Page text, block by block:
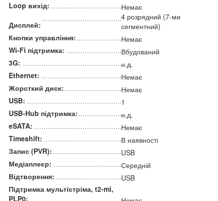
Loop вихід:
Немає
Дисплей:
4 розрядний (7-ми
сегментний)
Кнопки управління:
Немає
Wi-Fi підтримка:
Вбудований
3G:
н.д.
Ethernet:
Немає
Жорсткий диск:
Немає
USB:
1
USB-Hub підтримка:
н.д.
eSATA:
Немає
Timeshift:
В наявності
Запис (PVR):
USB
Медіаплеєр:
Середній
Відтворення:
USB
Підтримка мультістріма, t2-mi,
PLP0: